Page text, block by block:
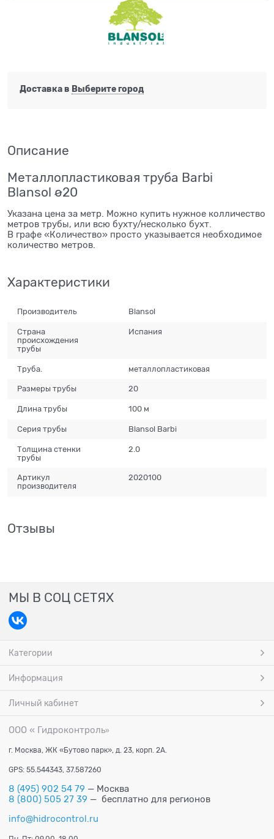
Доставка в Выберите город
Описание
Металлопластиковая труба Barbi
Blansol ø20
Указана цена за метр. Можно купить нужное колличество
метров трубы, или всю бухту/несколько бухт.
В графе «Количество» просто указывается необходимое
количество метров.
Характеристики
Производитель Blansol
Страна
происхождения
трубы
Испания
Труба. металлопластиковая
Размеры трубы 20
Длина трубы 100 м
Серия трубы Blansol Barbi
Толщина стенки
трубы
2.0
Артикул
производителя
2020100
Отзывы
МЫ В СОЦ СЕТЯХ
Категории
Информация
Личный кабинет
ООО « Гидроконтроль»
г. Москва, ЖК «Бутово парк», д. 23, корп. 2А.
GPS: 55.544343, 37.587260
8 (495) 902 54 79 — Москва
8 (800) 505 27 39 — бесплатно для регионов
info@hidrocontrol.ru